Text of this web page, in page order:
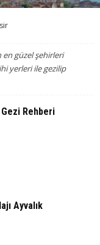
en güzel şehirleri
yerleri ile gezilip
Gezi Rehberi
Ayvalık